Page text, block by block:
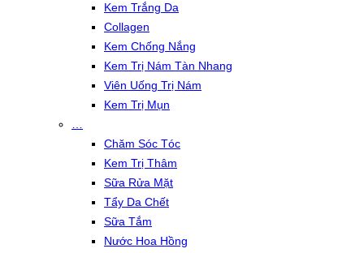
Kem Trắng Da
Collagen
Kem Chống Nắng
Kem Trị Nám Tàn Nhang
Viên Uống Trị Nám
Kem Trị Mụn
Chăm Sóc Tóc
Kem Trị Thâm
Sữa Rửa Mặt
Tẩy Da Chết
Sữa Tắm
Nước Hoa Hồng